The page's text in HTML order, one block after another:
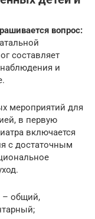
вопрос:
составляет
и
мероприятий для
в первую
включается
с достаточным
– общий,